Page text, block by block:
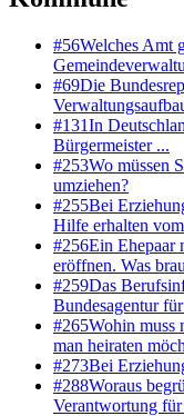
#56Welches Amt
#69Die
#131In
Bürgermeister ...
#253Wo müssen
umziehen?
#255Bei
Hilfe erhalten
#256Ein Ehepaar
eröffnen. Was
#259Das
Bundesagentur
#265Wohin muss
man heiraten
#273Bei
#288Woraus
Verantwortung für